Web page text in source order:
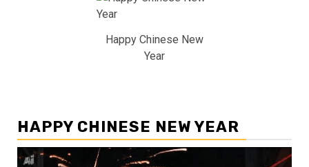
Happy Chinese New
Year
HAPPY CHINESE NEW YEAR
Pemutar